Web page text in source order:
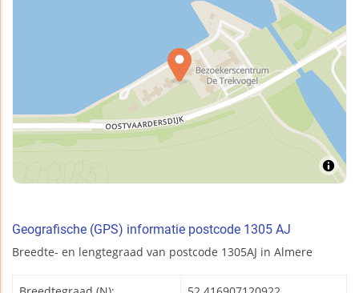
Geografische (GPS) informatie postcode 1305 AJ
Breedte- en lengtegraad van postcode 1305AJ in Almere